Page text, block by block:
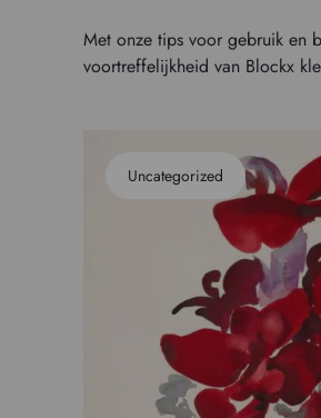
Met onze tips voor gebruik en
voortreffelijkheid van Blockx
Uncategorized